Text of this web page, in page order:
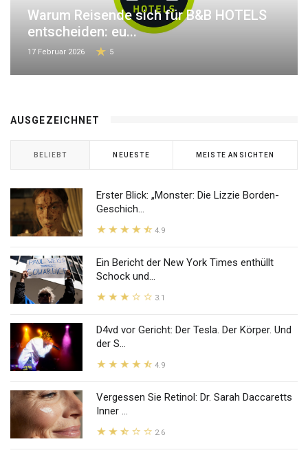
Warum Reisende sich für B&B HOTELS
entscheiden: eu...
17 Februar 2026 5
AUSGEZEICHNET
BELIEBT NEUESTE MEISTE ANSICHTEN
Erster Blick: „Monster: Die Lizzie Borden-
Geschich...
4.9
Ein Bericht der New York Times enthüllt
Schock und...
3.1
D4vd vor Gericht: Der Tesla. Der Körper. Und
der S...
4.9
Vergessen Sie Retinol: Dr. Sarah Daccaretts
Inner ...
2.6